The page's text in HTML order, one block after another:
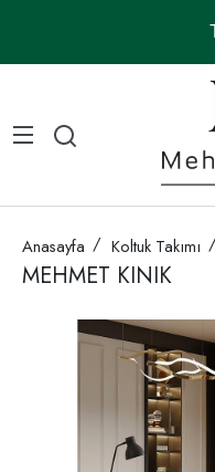
Anasayfa Koltuk Takımı
MEHMET KINIK